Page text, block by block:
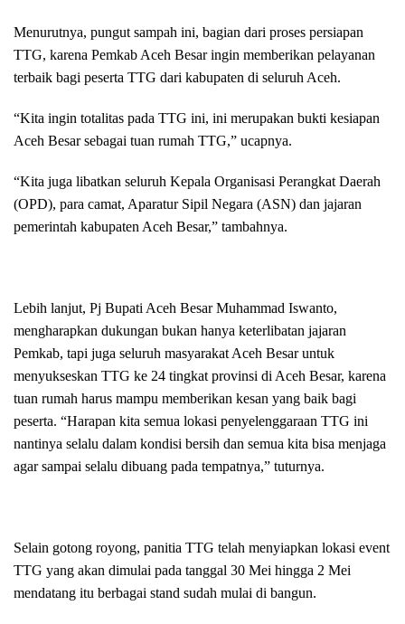
Menurutnya, pungut sampah ini, bagian dari proses persiapan
TTG, karena Pemkab Aceh Besar ingin memberikan pelayanan
terbaik bagi peserta TTG dari kabupaten di seluruh Aceh.
“Kita ingin totalitas pada TTG ini, ini merupakan bukti kesiapan
Aceh Besar sebagai tuan rumah TTG,” ucapnya.
“Kita juga libatkan seluruh Kepala Organisasi Perangkat Daerah
(OPD), para camat, Aparatur Sipil Negara (ASN) dan jajaran
pemerintah kabupaten Aceh Besar,” tambahnya.
Lebih lanjut, Pj Bupati Aceh Besar Muhammad Iswanto,
mengharapkan dukungan bukan hanya keterlibatan jajaran
Pemkab, tapi juga seluruh masyarakat Aceh Besar untuk
menyukseskan TTG ke 24 tingkat provinsi di Aceh Besar, karena
tuan rumah harus mampu memberikan kesan yang baik bagi
peserta. “Harapan kita semua lokasi penyelenggaraan TTG ini
nantinya selalu dalam kondisi bersih dan semua kita bisa menjaga
agar sampai selalu dibuang pada tempatnya,” tuturnya.
Selain gotong royong, panitia TTG telah menyiapkan lokasi event
TTG yang akan dimulai pada tanggal 30 Mei hingga 2 Mei
mendatang itu berbagai stand sudah mulai di bangun.